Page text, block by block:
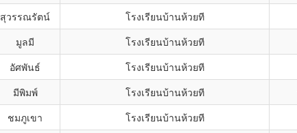
สุวรรณรัตน์ โรงเรียนบ้านห้วยที
มูลมี โรงเรียนบ้านห้วยที
อัศพันธ์ โรงเรียนบ้านห้วยที
มีพิมพ์ โรงเรียนบ้านห้วยที
ชมภูเขา โรงเรียนบ้านห้วยที